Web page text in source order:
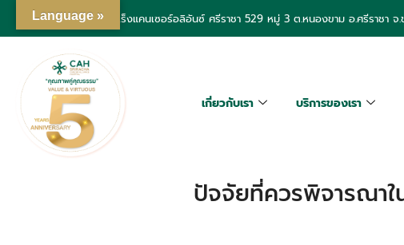
โรงพยาบาลเฉพาะทางมะเร็งแคนเซอร์อลิอันซ์ ศรีราชา 529 หมู่ 3 ต.หนองขาม อ.ศรีราชา จ
เกี่ยวกับเรา บริการของเรา
ปัจจัยที่ควรพิจารณาใ
Language »